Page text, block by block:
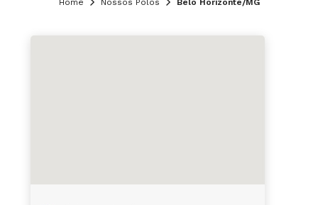
Home Nossos Polos Belo Horizonte/MG